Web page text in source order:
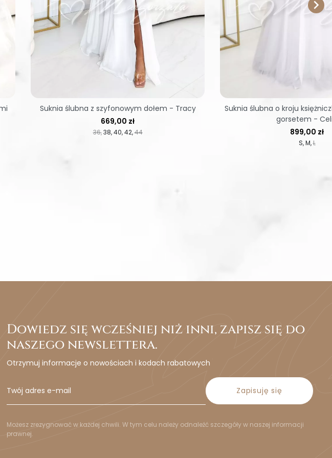
36 38 40 42 44
Cena
669,00 zł
Suknia ślubna z szyfonowym dołem - Tracy
S M L
Cena
899,00 zł
Suknia ślubna o kroju
gorsetem -

Dowiedz się wcześniej niż inni, zapisz się do
naszego newslettera.
Otrzymuj informacje o nowościach i kodach rabatowych
Zapisuję się
Możesz zrezygnować w każdej chwili. W tym celu należy odnaleźć szczegóły w naszej informacji
prawnej.